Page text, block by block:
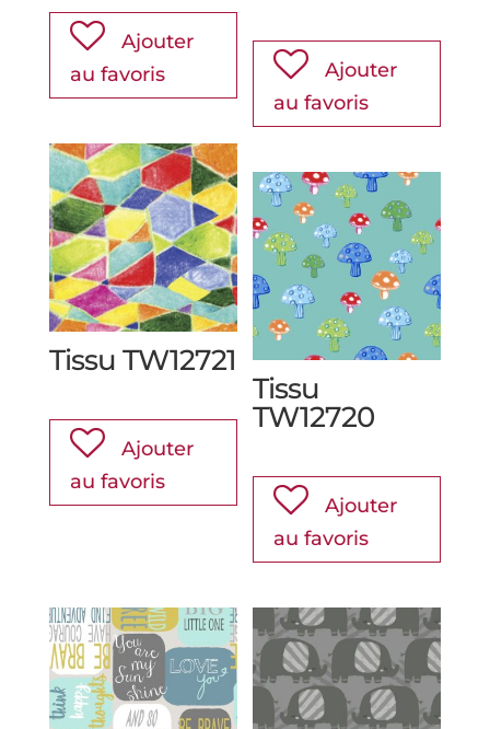
Ajouter
au favoris
Ajouter
au favoris
Tissu TW12721
Ajouter
au favoris
Tissu
TW12720
Ajouter
au favoris